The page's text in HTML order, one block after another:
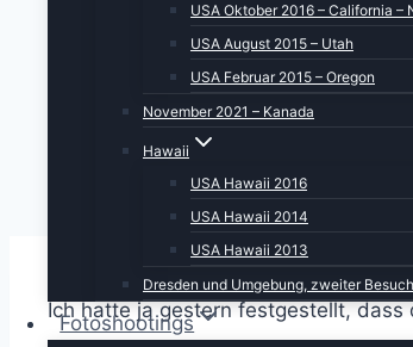
USA Oktober 2016 – California –
USA August 2015 – Utah
USA Februar 2015 – Oregon
November 2021 – Kanada
Hawaii
USA Hawaii 2016
USA Hawaii 2014
USA Hawaii 2013
Dresden und Umgebung, zweiter
Fotoshootings
Ich hatte ja gestern festgestellt,